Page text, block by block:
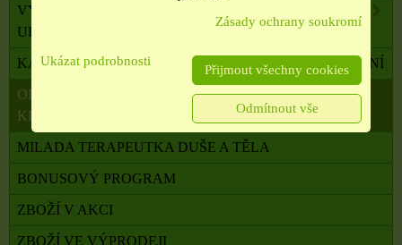
VYKUŘOVADLA, VONNÉ TYČINKY A ŠIŠKY,
UHLÍKY
KADIDELNICE, PÍCKY, AROMALAMPY, VYKUŘOVÁNÍ
OBALOVÝ MATERIÁL, SATÉNOVÉ MAŠLE, SÁČKY,
KRABIČKY,
MILADA TERAPEUTKA DUŠE A TĚLA
BONUSOVÝ PROGRAM
ZBOŽÍ V AKCI
ZBOŽÍ VE VÝPRODEJI
Zásady ochrany soukromí
Ukázat podrobnosti
Přijmout všechny cookies
Odmítnout vše